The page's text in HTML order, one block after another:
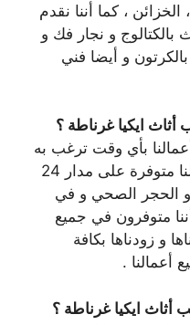
، كما أننا نقدم
بالكتالوج و نجار فك و
و أيضا فني
أثاث ايكيا غرناطة ؟
بأي وقت ترغب به
، حيث أن جميع خدماتنا و أعمالنا متوفرة على مدار 24
الحجر الصحي و في
متوفرون في جميع
و زودناها بكافة
أعمالنا .
أثاث ايكيا غرناطة ؟